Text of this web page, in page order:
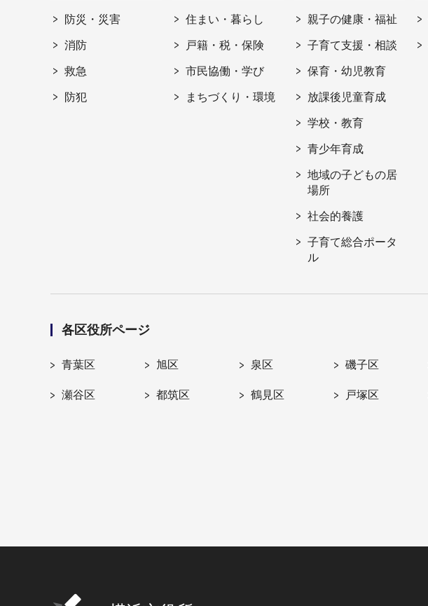
防災・災害
消防
救急
防犯
住まい・暮らし
戸籍・税・保険
市民協働・学び
まちづくり・環境
親子の健康・福祉
子育て支援・相談
保育・幼児教育
放課後児童育成
学校・教育
青少年育成
地域の子どもの居
場所
社会的養護
子育て総合ポータ
ル
各区役所ページ
青葉区 旭区 泉区 磯子区
瀬谷区 都筑区 鶴見区 戸塚区